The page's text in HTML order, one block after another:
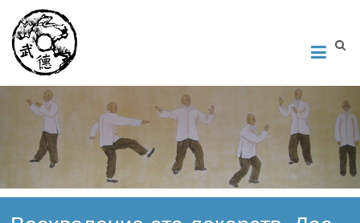
Институт Исследования Внутреннего Искусства
Школа тайцзи-цюань стиля Чэнь, Петербург. Руководитель
Андрей Середняков.